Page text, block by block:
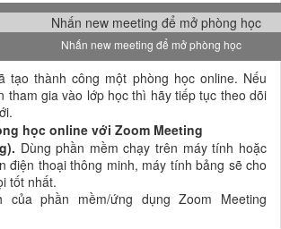
Nhấn new meeting để mở phòng học
tạo thành công một phòng học online. Nếu
tham gia vào lớp học thì hãy tiếp tục theo dõi
học online với Zoom Meeting
Dùng phần mềm chạy trên máy tính hoặc
điện thoại thông minh, máy tính bảng sẽ cho
tốt nhất.
phần mềm/ứng dụng Zoom Meeting